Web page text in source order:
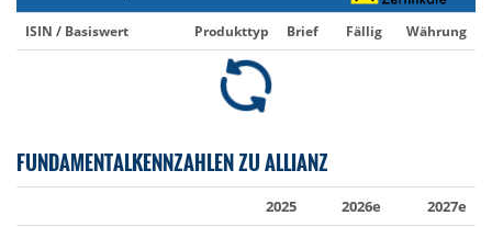
ISIN / Basiswert Produkttyp Brief Fällig Währung
FUNDAMENTALKENNZAHLEN ZU ALLIANZ
2025 2026e
2027e